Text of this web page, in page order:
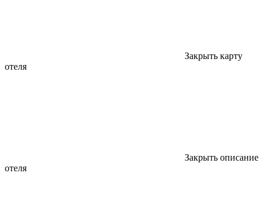
Закрыть карту
отеля
Закрыть описание
отеля